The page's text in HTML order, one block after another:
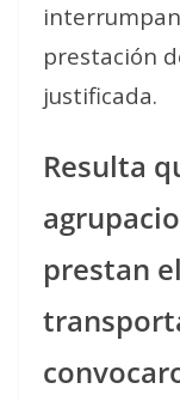
prestación
justificada.
Resulta
prestan